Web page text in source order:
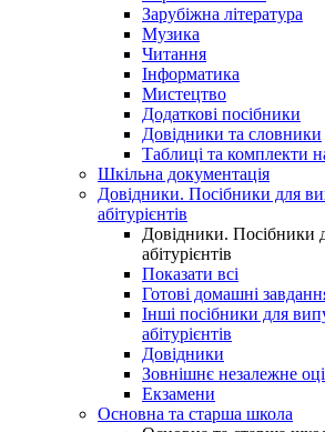
Зарубіжна література
Музика
Читання
Інформатика
Мистецтво
Додаткові посібники
Довідники та словники
Таблиці та комплекти
Шкільна документація
Довідники. Посібники для
абітурієнтів
Довідники. Посібники
абітурієнтів
Показати всі
Готові домашні
Інші посібники для
абітурієнтів
Довідники
Зовнішнє незалежне
Екзамени
Основна та старша школа